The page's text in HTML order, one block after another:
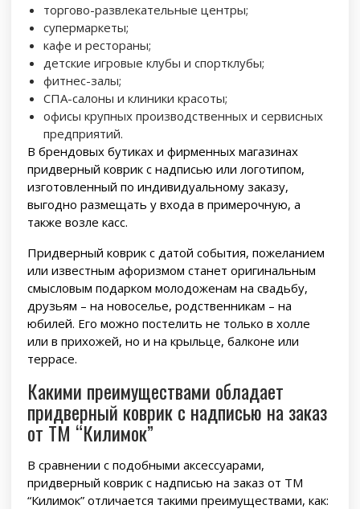
торгово-развлекательные центры;
супермаркеты;
кафе и рестораны;
детские игровые клубы и спортклубы;
фитнес-залы;
СПА-салоны и клиники красоты;
офисы крупных производственных и сервисных
предприятий.
В брендовых бутиках и фирменных магазинах
придверный коврик с надписью или логотипом,
изготовленный по индивидуальному заказу,
выгодно размещать у входа в примерочную, а
также возле касс.
Придверный коврик с датой события, пожеланием
или известным афоризмом станет оригинальным
смысловым подарком молодоженам на свадьбу,
друзьям – на новоселье, родственникам – на
юбилей. Его можно постелить не только в холле
или в прихожей, но и на крыльце, балконе или
террасе.
Какими преимуществами обладает
придверный коврик с надписью на заказ
от ТМ “Килимок”
В сравнении с подобными аксессуарами,
придверный коврик с надписью на заказ от ТМ
“Килимок” отличается такими преимуществами, как: